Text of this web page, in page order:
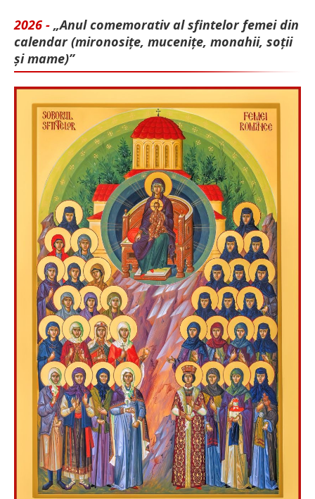
2026 - „Anul comemorativ al sfintelor femei din
calendar (mironosițe, mu­cenițe, monahii, soții
și mame)”